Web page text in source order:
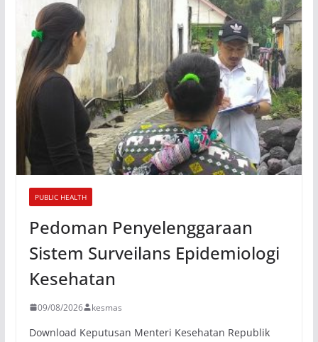
PUBLIC HEALTH
Pedoman Penyelenggaraan
Sistem Surveilans Epidemiologi
Kesehatan
09/08/2026 kesmas
Download Keputusan Menteri Kesehatan Republik